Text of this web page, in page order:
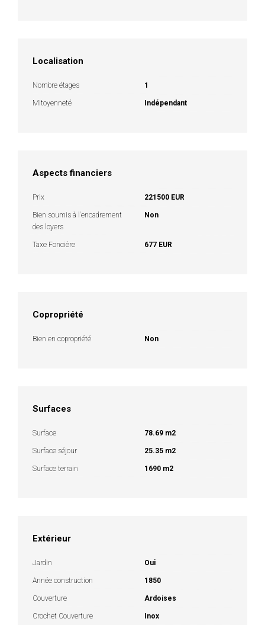
Localisation
Nombre étages 1
Mitoyenneté Indépendant
Aspects financiers
Prix 221500 EUR
Bien soumis à l'encadrement
des loyers
Non
Taxe Foncière 677 EUR
Copropriété
Bien en copropriété Non
Surfaces
Surface 78.69 m2
Surface séjour 25.35 m2
Surface terrain 1690 m2
Extérieur
Jardin Oui
Année construction 1850
Couverture Ardoises
Crochet Couverture Inox